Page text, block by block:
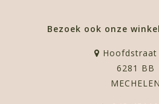
Bezoek ook onze
Hoofdstraat
6281 BB
MECHELEN